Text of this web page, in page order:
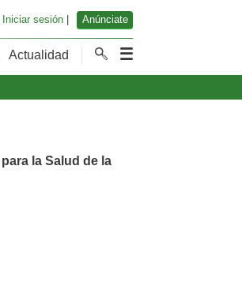
sesión| Anúnciate
Actualidad
la Salud de la